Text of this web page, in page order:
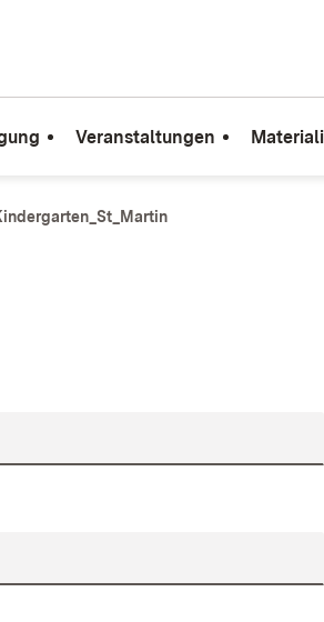
Veranstaltungen